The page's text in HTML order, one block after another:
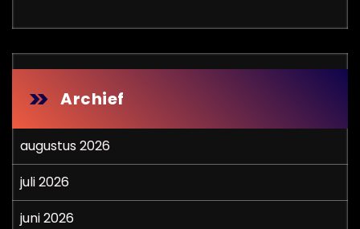
Archief
augustus 2026
juli 2026
juni 2026